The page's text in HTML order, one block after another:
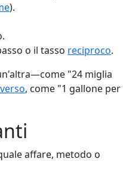
).
o il tasso reciproco.
"24 miglia
, come "1 gallone per
affare, metodo o